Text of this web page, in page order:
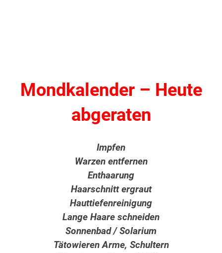
Mondkalender – Heute
abgeraten
Impfen
Warzen entfernen
Enthaarung
Haarschnitt ergraut
Hauttiefenreinigung
Lange Haare schneiden
Sonnenbad / Solarium
Tätowieren Arme, Schultern